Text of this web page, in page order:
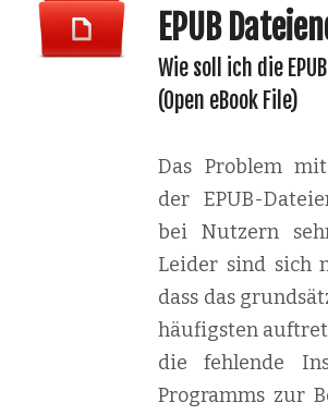
EPUB
Wie soll ich die
(Open eBook File)
Das Problem
der EPUB-
bei Nutzern
Leider sind sich
dass das
häufigsten
die fehlende
Programms zur